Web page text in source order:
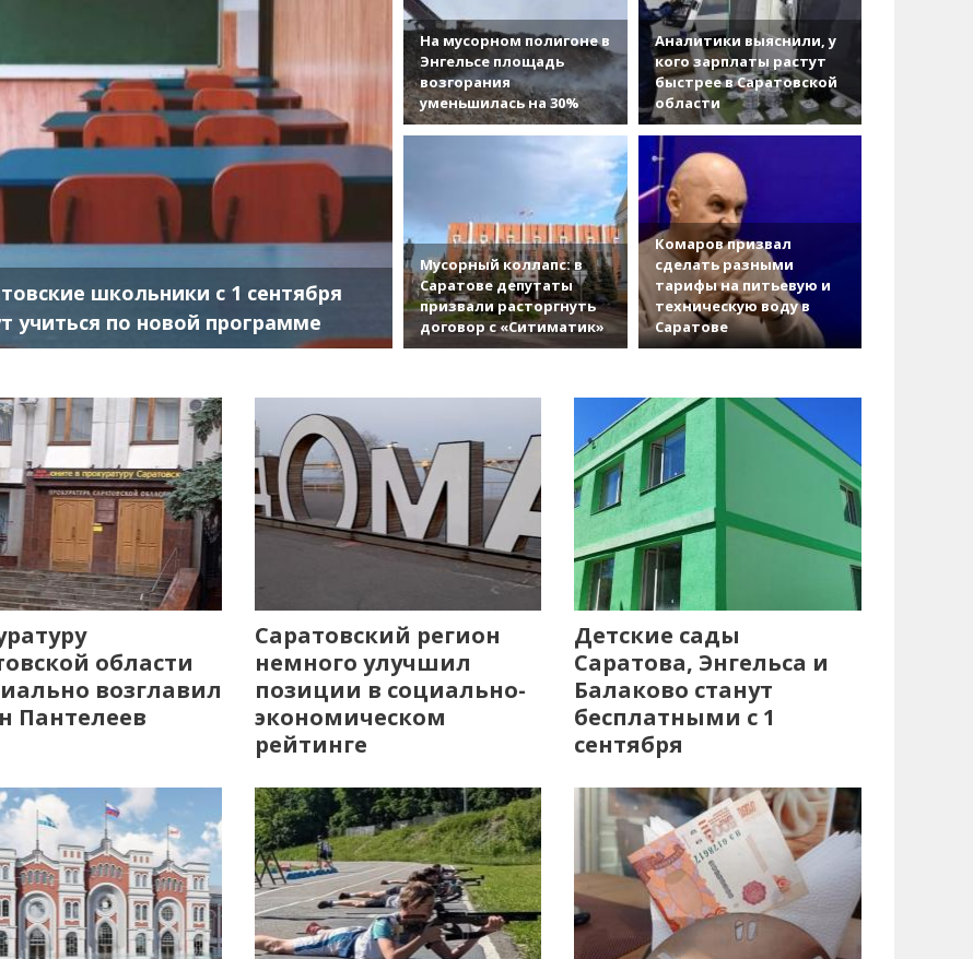
школьники с 1 сентября
учиться по новой программе
На мусорном полигоне в
Энгельсе площадь
возгорания
уменьшилась на 30%
Аналитики выяснили, у
кого зарплаты растут
быстрее в Саратовской
области
Мусорный коллапс: в
Саратове депутаты
призвали расторгнуть
договор с «Ситиматик»
Комаров призвал
сделать разными
тарифы на питьевую и
техническую воду в
Саратове
области
возглавил
Пантелеев
Саратовский регион
немного улучшил
позиции в социально-
экономическом
рейтинге
Детские сады
Саратова, Энгельса и
Балаково станут
бесплатными с 1
сентября